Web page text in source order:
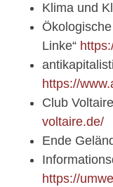
Klima und
Linke“
https://
Club
voltaire.de/
Ende
https://